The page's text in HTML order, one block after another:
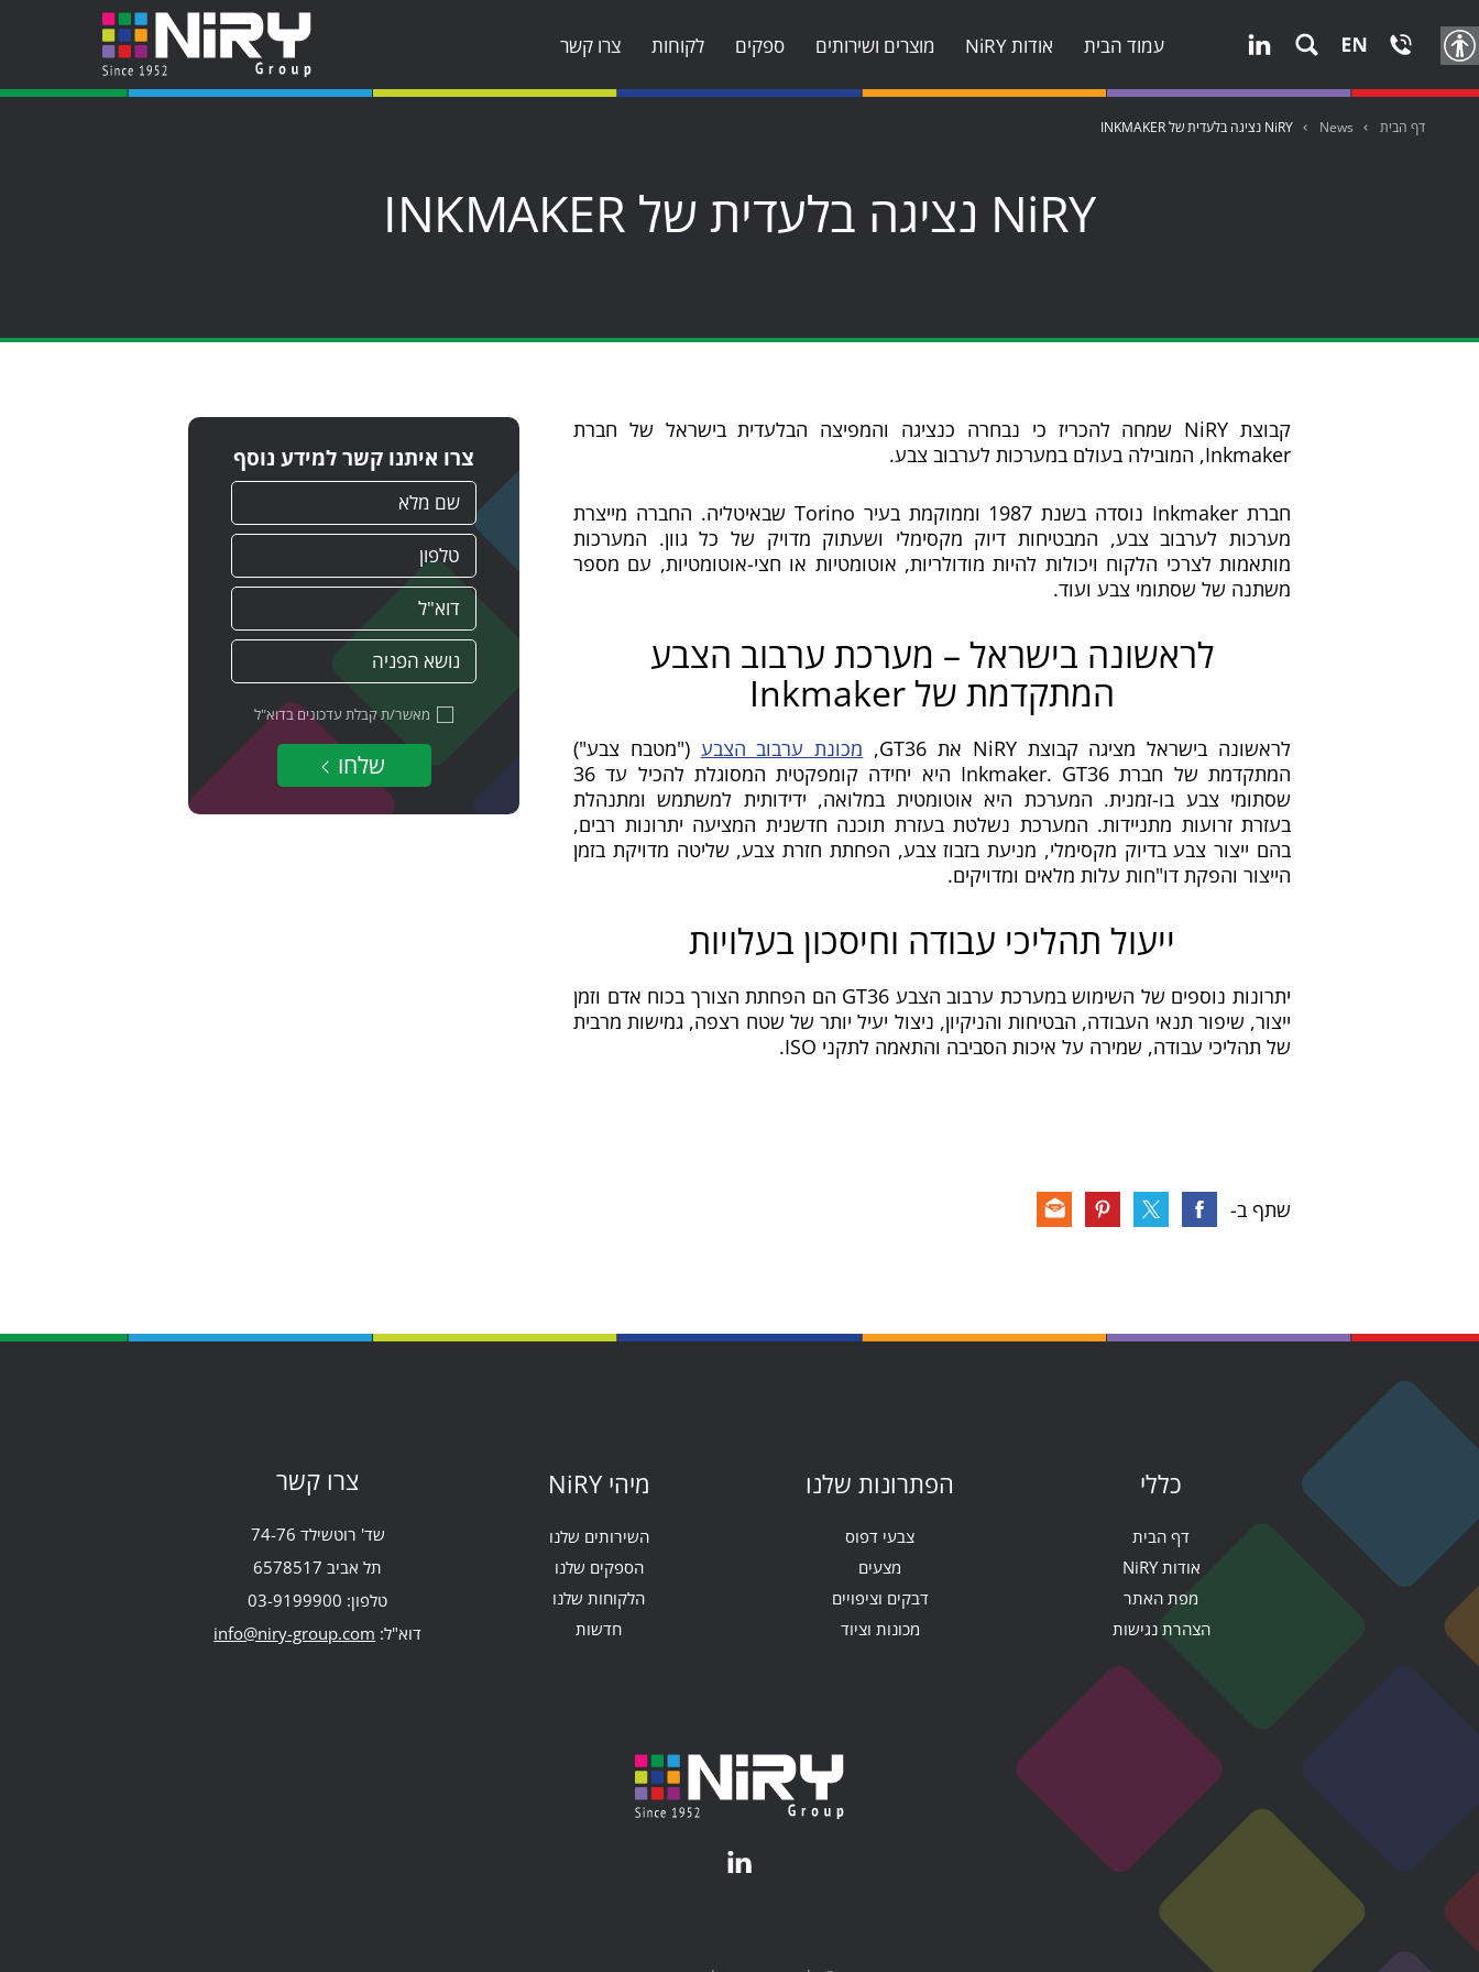
עמוד הבית אודות NiRY מוצרים ושירותים ספקים לקוחות צרו קשר
דף הבית News NiRY נציגה בלעדית של INKMAKER
NiRY נציגה בלעדית של INKMAKER
קבוצת NiRY שמחה להכריז כי נבחרה כנציגה והמפיצה הבלעדית בישראל של חברת
Inkmaker, המובילה בעולם במערכות לערבוב צבע.
חברת Inkmaker נוסדה בשנת 1987 וממוקמת בעיר Torino שבאיטליה. החברה מייצרת
מערכות לערבוב צבע, המבטיחות דיוק מקסימלי ושעתוק מדויק של כל גוון. המערכות
מותאמות לצרכי הלקוח ויכולות להיות מודולריות, אוטומטיות או חצי-אוטומטיות, עם מספר
משתנה של שסתומי צבע ועוד.
לראשונה בישראל – מערכת ערבוב הצבע
המתקדמת של Inkmaker
לראשונה בישראל מציגה קבוצת NiRY את GT36, מכונת ערבוב הצבע ("מטבח צבע")
המתקדמת של חברת Inkmaker. GT36 היא יחידה קומפקטית המסוגלת להכיל עד 36
שסתומי צבע בו-זמנית. המערכת היא אוטומטית במלואה, ידידותית למשתמש ומתנהלת
בעזרת זרועות מתניידות. המערכת נשלטת בעזרת תוכנה חדשנית המציעה יתרונות רבים,
בהם ייצור צבע בדיוק מקסימלי, מניעת בזבוז צבע, הפחתת חזרת צבע, שליטה מדויקת בזמן
הייצור והפקת דו"חות עלות מלאים ומדויקים.
ייעול תהליכי עבודה וחיסכון בעלויות
יתרונות נוספים של השימוש במערכת ערבוב הצבע GT36 הם הפחתת הצורך בכוח אדם וזמן
ייצור, שיפור תנאי העבודה, הבטיחות והניקיון, ניצול יעיל יותר של שטח רצפה, גמישות מרבית
של תהליכי עבודה, שמירה על איכות הסביבה והתאמה לתקני ISO.
שתף ב-
צרו איתנו קשר למידע נוסף
מאשר/ת קבלת עדכונים בדוא"ל
שלחו
כללי
דף הבית
אודות NiRY
מפת האתר
הצהרת נגישות
הפתרונות שלנו
צבעי דפוס
מצעים
דבקים וציפויים
מכונות וציוד
מיהי NiRY
השירותים שלנו
הספקים שלנו
הלקוחות שלנו
חדשות
צרו קשר
שד' רוטשילד 74-76
תל אביב 6578517
טלפון: 03-9199900
דוא"ל: info@niry-group.com